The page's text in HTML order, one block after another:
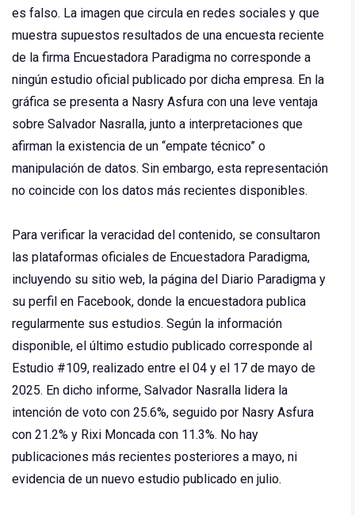
es falso. La imagen que circula en redes sociales y que
muestra supuestos resultados de una encuesta reciente
de la firma Encuestadora Paradigma no corresponde a
ningún estudio oficial publicado por dicha empresa. En la
gráfica se presenta a Nasry Asfura con una leve ventaja
sobre Salvador Nasralla, junto a interpretaciones que
afirman la existencia de un “empate técnico” o
manipulación de datos. Sin embargo, esta representación
no coincide con los datos más recientes disponibles.
Para verificar la veracidad del contenido, se consultaron
las plataformas oficiales de Encuestadora Paradigma,
incluyendo su sitio web, la página del Diario Paradigma y
su perfil en Facebook, donde la encuestadora publica
regularmente sus estudios. Según la información
disponible, el último estudio publicado corresponde al
Estudio #109, realizado entre el 04 y el 17 de mayo de
2025. En dicho informe, Salvador Nasralla lidera la
intención de voto con 25.6%, seguido por Nasry Asfura
con 21.2% y Rixi Moncada con 11.3%. No hay
publicaciones más recientes posteriores a mayo, ni
evidencia de un nuevo estudio publicado en julio.